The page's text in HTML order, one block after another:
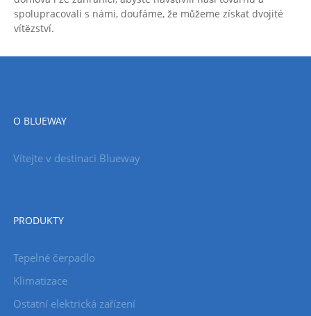
spolupracovali s námi, doufáme, že můžeme získat dvojité
vítězství.
O BLUEWAY
Vítejte v destinaci Blueway
PRODUKTY
Tepelné čerpadlo
Klimatizace
Ostatní elektrická zařízení